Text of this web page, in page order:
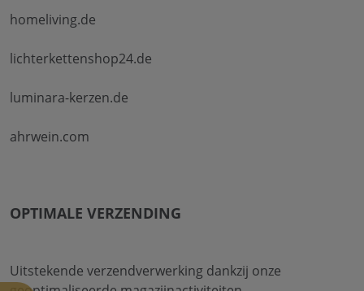
homeliving.de
lichterkettenshop24.de
luminara-kerzen.de
ahrwein.com
OPTIMALE VERZENDING
Uitstekende verzendverwerking dankzij onze